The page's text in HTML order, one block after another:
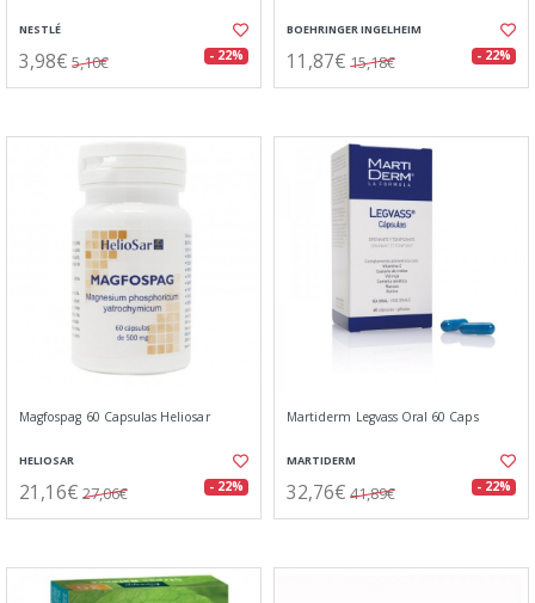
NESTLÉ
3,98€ 5,10€ - 22%
BOEHRINGER INGELHEIM
11,87€ 15,18€ - 22%
Magfospag 60 Capsulas Heliosar
HELIOSAR
21,16€ 27,06€ - 22%
Martiderm Legvass Oral 60 Caps
MARTIDERM
32,76€ 41,89€ - 22%